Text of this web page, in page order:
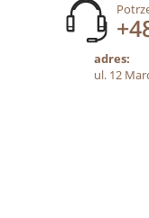
adres:
ul. 12